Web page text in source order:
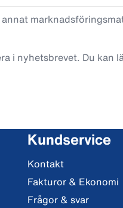
i nyhetsbrevet. Du kan
Kundservice
Kontakt
Fakturor & Ekonomi
Frågor & svar